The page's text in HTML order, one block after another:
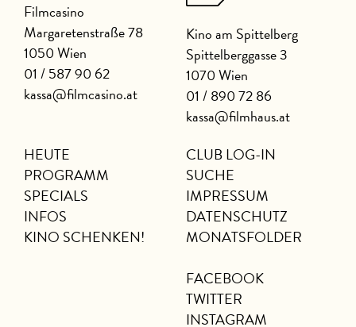
Filmcasino
Margaretenstraße 78
1050 Wien
01 / 587 90 62
kassa@filmcasino.at
Kino am Spittelberg
Spittelberggasse 3
1070 Wien
01 / 890 72 86
kassa@filmhaus.at
HEUTE
PROGRAMM
SPECIALS
INFOS
KINO SCHENKEN!
CLUB LOG-IN
SUCHE
IMPRESSUM
DATENSCHUTZ
MONATSFOLDER
FACEBOOK
TWITTER
INSTAGRAM